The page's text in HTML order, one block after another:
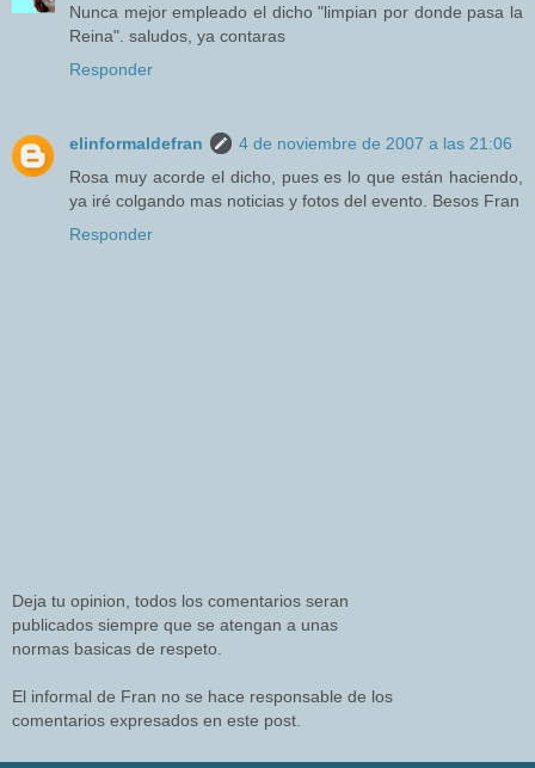
Nunca mejor empleado el dicho "limpian por donde pasa la
Reina". saludos, ya contaras
Responder
elinformaldefran
4 de noviembre de 2007 a las 21:06
Rosa muy acorde el dicho, pues es lo que están haciendo,
ya iré colgando mas noticias y fotos del evento. Besos Fran
Responder
Deja tu opinion, todos los comentarios seran
publicados siempre que se atengan a unas
normas basicas de respeto.
El informal de Fran no se hace responsable de los
comentarios expresados en este post.